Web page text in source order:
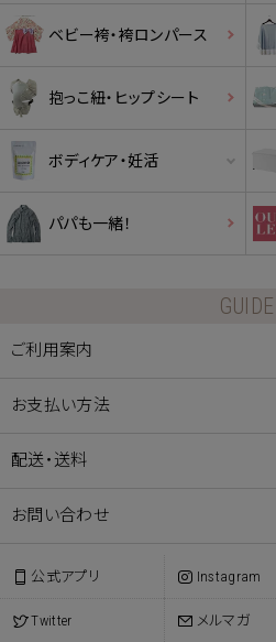
ベビー袴・袴ロンパース
抱っこ紐・ヒップシート
ボディケア・妊活
パパも一緒！
GUIDE
ご利用案内
お支払い方法
配送・送料
お問い合わせ
公式アプリ Instagram
Twitter メルマガ